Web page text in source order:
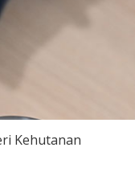
Kehutanan